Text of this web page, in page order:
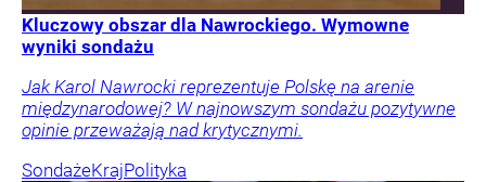
Kluczowy obszar dla Nawrockiego. Wymowne
wyniki sondażu
Jak Karol Nawrocki reprezentuje Polskę na arenie
międzynarodowej? W najnowszym sondażu pozytywne
opinie przeważają nad krytycznymi.
SondażeKrajPolityka